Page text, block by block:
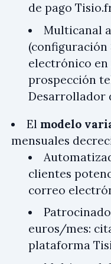
de pago
Multicanal
(configuración
electrónico
prospección
Desarrollador
El modelo
mensuales
clientes
correo
euros/mes:
plataforma